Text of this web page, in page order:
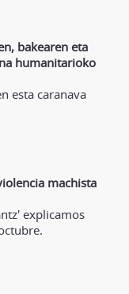
bakearen eta
humanitarioko
esta caranava
machista
explicamos